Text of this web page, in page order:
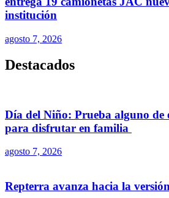
institución
agosto 7, 2026
Destacados
Día del Niño: Prueba alguno de
para disfrutar en familia
agosto 7, 2026
Repterra avanza hacia la